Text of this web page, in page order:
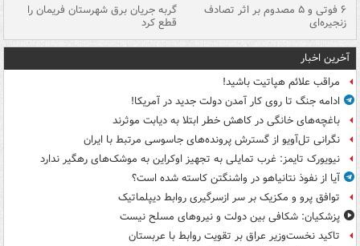
۶ فوتی و ۵ مصدوم بر اثر تصادف
زنجیره‌ای
گربه جریان برق شهرستان فریمان را
قطع کرد
آخرین اخبار
مراقب علائم هپاتیت باشید!
ادامه جنگ تا روی کار آمدن دولت جدید در آمریکا!
باغچه‌های خانگی در کاهش خطر ابتلا به دیابت موثرند
نگرانی تل‌آویو از گسترش پرونده‌های جاسوسی مرتبط با ایران
نیویورک تایمز: غرب تمایلی به تجهیز اوکراین به موشک‌های رهگیر ندارد
آیا از نفوذ نتانیاهو در واشنگتن کاسته شده است؟
توافق پرو و مکزیک بر سر ازسرگیری روابط دیپلماتیک
پزشکیان: شکافی بین دولت و نیروهای مسلح نیست
تاکید نخست‌وزیر عراق بر تقویت روابط با عربستان